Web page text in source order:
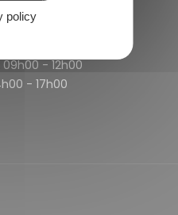
09h00 - 12h00
- 17h00
policy